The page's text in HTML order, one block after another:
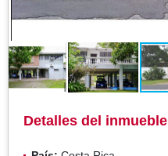
Detalles del inmueble